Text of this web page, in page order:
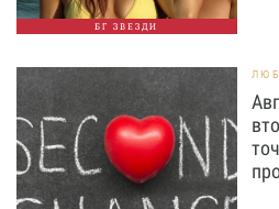
БГ ЗВЕЗДИ